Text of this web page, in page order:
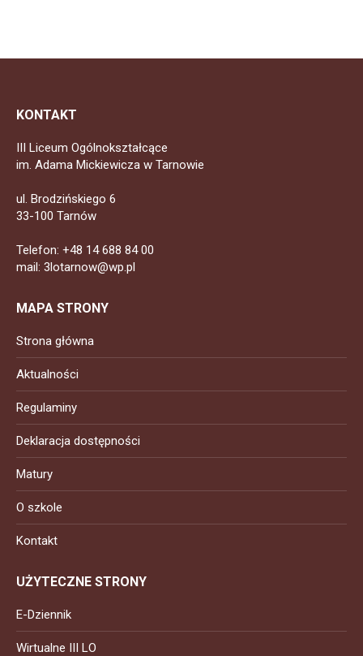
KONTAKT
III Liceum Ogólnokształcące
im. Adama Mickiewicza w Tarnowie
ul. Brodzińskiego 6
33-100 Tarnów
Telefon: +48 14 688 84 00
mail: 3lotarnow@wp.pl
MAPA STRONY
Strona główna
Aktualności
Regulaminy
Deklaracja dostępności
Matury
O szkole
Kontakt
UŻYTECZNE STRONY
E-Dziennik
Wirtualne III LO